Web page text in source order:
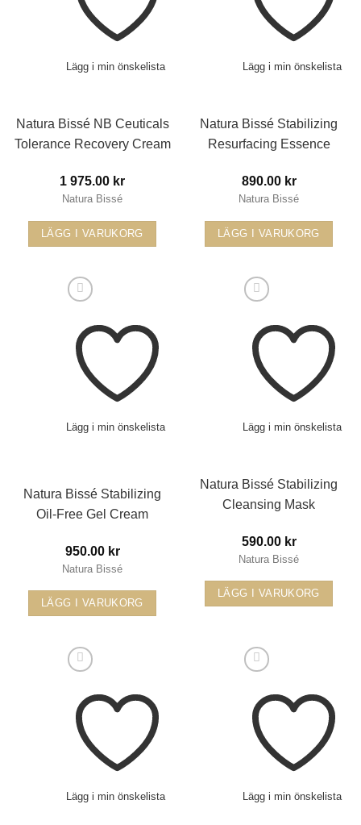
Lägg i min önskelista
Natura Bissé NB Ceuticals
Tolerance Recovery Cream
1 975.00 kr
Natura Bissé
LÄGG I VARUKORG
Lägg i min önskelista
Natura Bissé Stabilizing
Resurfacing Essence
890.00 kr
Natura Bissé
LÄGG I VARUKORG
Lägg i min önskelista
Natura Bissé Stabilizing
Oil-Free Gel Cream
950.00 kr
Natura Bissé
LÄGG I VARUKORG
Lägg i min önskelista
Natura Bissé Stabilizing
Cleansing Mask
590.00 kr
Natura Bissé
LÄGG I VARUKORG
Lägg i min önskelista Lägg i min önskelista